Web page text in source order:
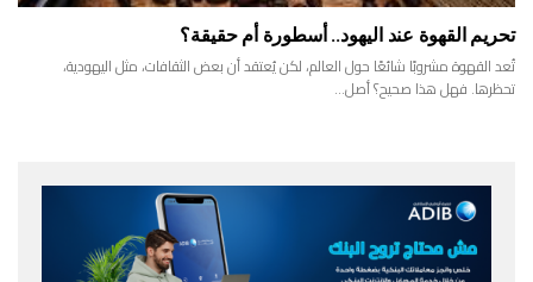
تحريم القهوة عند اليهود.. أسطورة أم حقيقة؟
تُعد القهوة مشروبًا شائعًا حول العالم، لكن يُعتقد أن بعض الثقافات، مثل اليهودية،
تحظرها. فهل هذا صحيح؟ أصل…